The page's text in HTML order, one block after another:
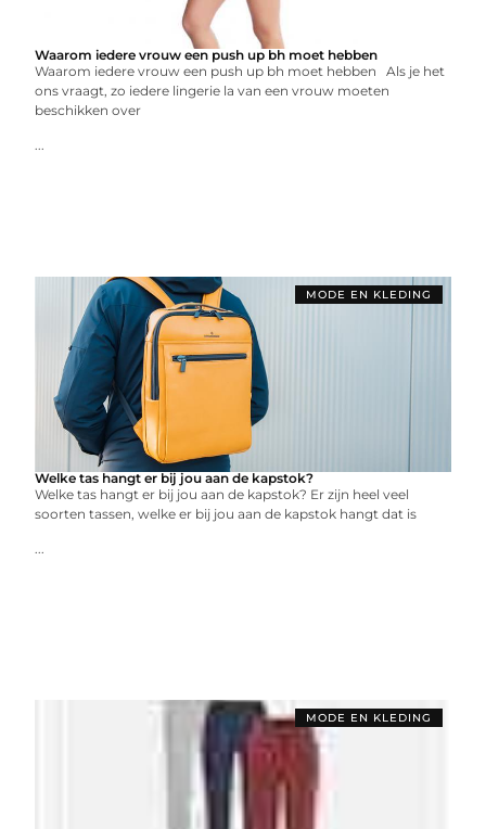
Waarom iedere vrouw een push up bh moet hebben
Waarom iedere vrouw een push up bh moet hebben Als je het
ons vraagt, zo iedere lingerie la van een vrouw moeten
beschikken over
...
MODE EN KLEDING
Welke tas hangt er bij jou aan de kapstok?
Welke tas hangt er bij jou aan de kapstok? Er zijn heel veel
soorten tassen, welke er bij jou aan de kapstok hangt dat is
...
MODE EN KLEDING